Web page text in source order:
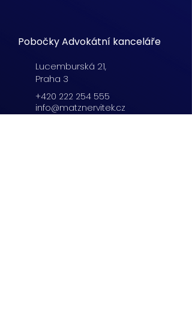
Pobočky Advokátní kanceláře
Lucemburská 21,
Praha 3
+420 222 254 555
info@matznervitek.cz